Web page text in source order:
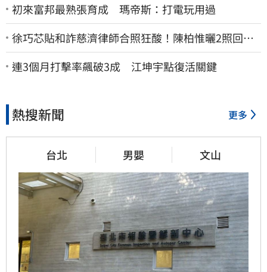
初來富邦最熟張育成 瑪帝斯：打電玩用過
徐巧芯貼和詐慈濟律師合照狂酸！陳柏惟曬2照回擊
網笑翻
連3個月打擊率飆破3成 江坤宇點復活關鍵
熱搜新聞 更多
台北 男嬰 文山